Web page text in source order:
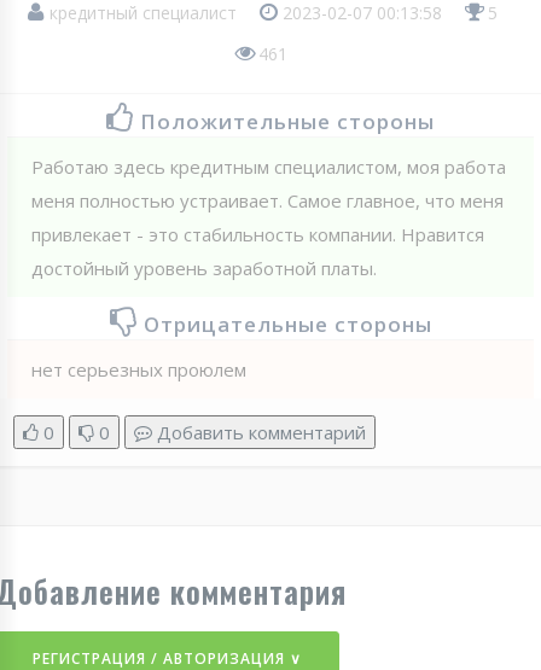
кредитный специалист 2023-02-07 00:13:58
5
461
Положительные стороны
Работаю здесь кредитным специалистом, моя работа
меня полностью устраивает. Самое главное, что меня
привлекает - это стабильность компании. Нравится
достойный уровень заработной платы.
Отрицательные стороны
нет серьезных проюлем
0 0 Добавить комментарий
комментария
РЕГИСТРАЦИЯ / АВТОРИЗАЦИЯ ∨